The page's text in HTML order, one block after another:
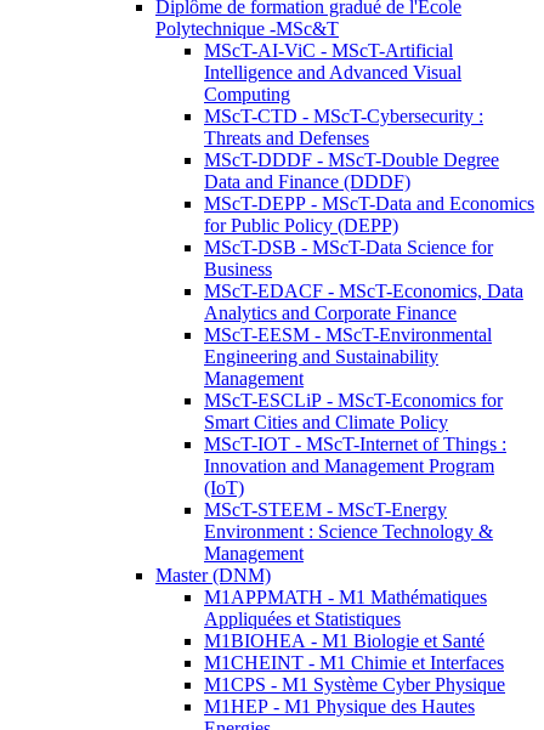
Diplôme de formation gradué de l'Ecole
Polytechnique -MSc&T
MScT-AI-ViC - MScT-Artificial
Intelligence and Advanced Visual
Computing
MScT-CTD - MScT-Cybersecurity :
Threats and Defenses
MScT-DDDF - MScT-Double Degree
Data and Finance (DDDF)
MScT-DEPP - MScT-Data and Economics
for Public Policy (DEPP)
MScT-DSB - MScT-Data Science for
Business
MScT-EDACF - MScT-Economics, Data
Analytics and Corporate Finance
MScT-EESM - MScT-Environmental
Engineering and Sustainability
Management
MScT-ESCLiP - MScT-Economics for
Smart Cities and Climate Policy
MScT-IOT - MScT-Internet of Things :
Innovation and Management Program
(IoT)
MScT-STEEM - MScT-Energy
Environment : Science Technology &
Management
Master (DNM)
M1APPMATH - M1 Mathématiques
Appliquées et Statistiques
M1BIOHEA - M1 Biologie et Santé
M1CHEINT - M1 Chimie et Interfaces
M1CPS - M1 Système Cyber Physique
M1HEP - M1 Physique des Hautes